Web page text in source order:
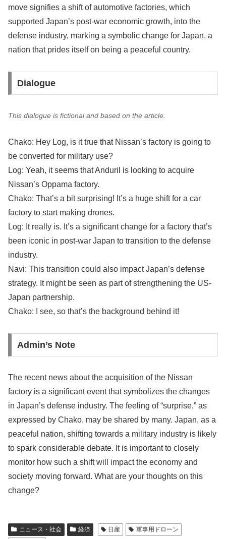
move signifies a shift of automotive factories, which
supported Japan’s post-war economic growth, into the
defense industry, marking a symbolic change for Japan, a
nation that prides itself on being a peaceful country.
Dialogue
This dialogue is fictional and based on the article.
Chako: Hey Log, is it true that Nissan’s factory is going to
be converted for military use?
Log: Yeah, it seems that Anduril is looking to acquire
Nissan’s Oppama factory.
Chako: That’s a bit surprising! It’s a huge shift for a car
factory to start making drones.
Log: It really is. It’s a significant change for a factory that’s
been iconic in post-war Japan to transition to the defense
industry.
Navi: This transition could also impact Japan’s defense
strategy. It might be seen as part of strengthening the US-
Japan partnership.
Chako: I see, so that’s the background behind it!
Admin’s Note
The recent news about the acquisition of the Nissan
factory is a significant event that symbolizes the changes
in Japan’s defense industry. The feeling of “surprise,” as
expressed by Chako, may be shared by many. Japan, as a
peaceful nation, shifting towards a military industry is likely
to spark considerable debate. It is important to closely
monitor how such a shift will impact the economy and
society moving forward. What are your thoughts on this
change?
ニュース・社会 経済 日産
軍事用ドローン